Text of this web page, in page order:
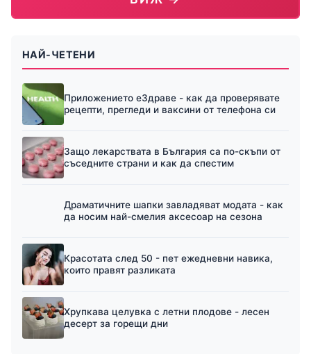
НАЙ-ЧЕТЕНИ
Приложението еЗдраве - как да проверявате
рецепти, прегледи и ваксини от телефона си
Защо лекарствата в България са по-скъпи от
съседните страни и как да спестим
Драматичните шапки завладяват модата - как
да носим най-смелия аксесоар на сезона
Красотата след 50 - пет ежедневни навика,
които правят разликата
Хрупкава целувка с летни плодове - лесен
десерт за горещи дни